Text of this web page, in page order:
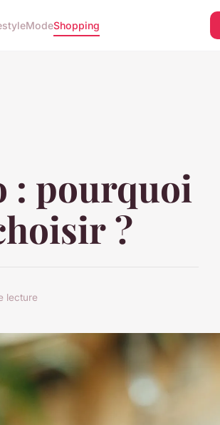
ModeShopping
: pourquoi
?
lecture